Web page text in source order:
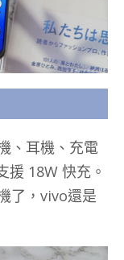
、耳機、充電
援 18W 快充。
了，vivo還是